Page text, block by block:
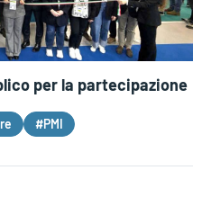
per la partecipazione
#PMI